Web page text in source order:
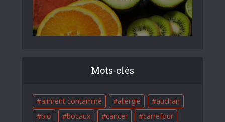
Mots-clés
aliment contaminé allergie
auchan
bio
bocaux cancer
carrefour